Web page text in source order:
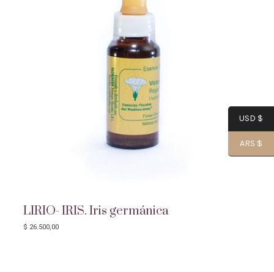
LIRIO- IRIS. Iris germánica
$ 26.500,00
USD $
ARS $